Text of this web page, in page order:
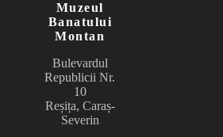
Muzeul
Banatului
Montan
Bulevardul
Republicii Nr.
10
Reșița, Caraș-
Severin